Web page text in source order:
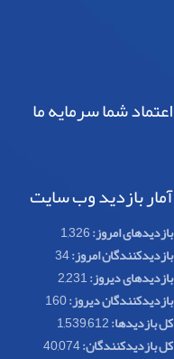
اعتماد شما سرمایه ما
آمار بازدید وب سایت
بازدیدهای امروز:1,326
بازدیدکنندگان امروز:34
بازدیدهای دیروز:2,231
بازدیدکنندگان دیروز:160
کل بازدیدها:1,539,612
کل بازدیدکنند‌گان:40,074